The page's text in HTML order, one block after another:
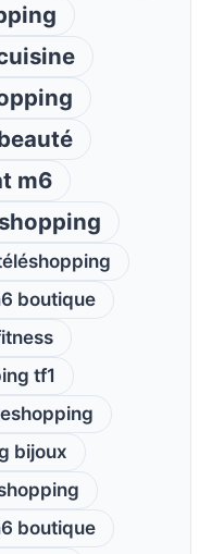
m6
boutique
tf1
bijoux
boutique